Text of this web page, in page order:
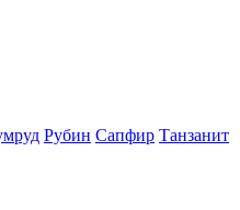
Рубин Сапфир Танзанит